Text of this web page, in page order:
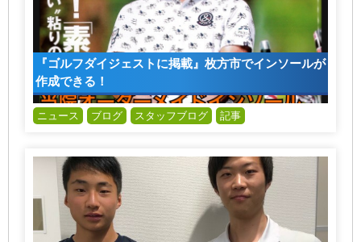
『ゴルフダイジェストに掲載』枚方市でインソールが
作成できる！
ニュース ブログ スタッフブログ 記事